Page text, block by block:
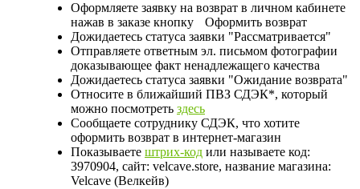
Оформляете заявку на возврат в личном кабинете
нажав в заказе кнопку
Оформить возврат
Дожидаетесь статуса заявки "Рассматривается"
Отправляете ответным эл. письмом фотографии
доказывающее факт ненадлежащего качества
Дожидаетесь статуса заявки "Ожидание возврата"
Относите в ближайший ПВЗ СДЭК*, который
можно посмотреть здесь
Сообщаете сотруднику СДЭК, что хотите
оформить возврат в интернет-магазин
Показываете штрих-код или называете код:
3970904, сайт: velcave.store, название магазина:
Velcave (Велкейв)